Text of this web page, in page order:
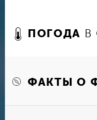
ПОГОДА В
ФАКТЫ О